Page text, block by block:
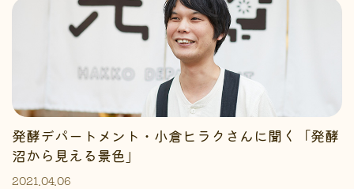
発酵デパートメント・小倉ヒラクさんに聞く「発酵
沼から見える景色」
2021.04.06